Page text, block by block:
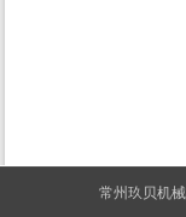
常州玖贝机